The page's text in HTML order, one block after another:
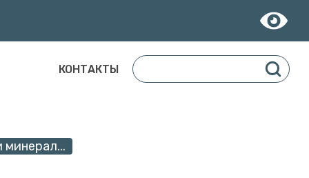
КОНТАКТЫ